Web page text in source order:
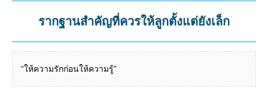
รากฐานสำคัญที่ควรให้ลูกตั้งแต่ยังเล็ก
“ให้ความรักก่อนให้ความรู้”